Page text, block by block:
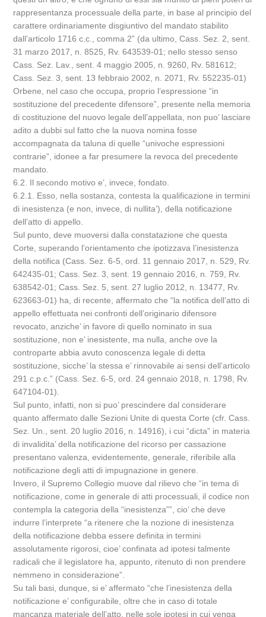
rappresentanza processuale della parte, in base al principio del
carattere ordinariamente disgiuntivo del mandato stabilito
dall’articolo 1716 c.c., comma 2” (da ultimo, Cass. Sez. 2, sent.
31 marzo 2017, n. 8525, Rv. 643539-01; nello stesso senso
Cass. Sez. Lav., sent. 4 maggio 2005, n. 9260, Rv. 581612;
Cass. Sez. 3, sent. 13 febbraio 2002, n. 2071, Rv. 552235-01)
Orbene, nel caso che occupa, proprio l’espressione “in
sostituzione del precedente difensore”, presente nella memoria
di costituzione del nuovo legale dell’appellata, non puo’ lasciare
adito a dubbi sul fatto che la nuova nomina fosse
accompagnata da taluna di quelle “univoche espressioni
contrarie”, idonee a far presumere la revoca del precedente
mandato.
6.2. Il secondo motivo e’, invece, fondato.
6.2.1. Esso, nella sostanza, contesta la qualificazione in termini
di inesistenza (e non, invece, di nullita’), della notificazione
dell’atto di appello.
Sul punto, deve muoversi dalla constatazione che questa
Corte, superando l’orientamento che ipotizzava l’inesistenza
della notifica (Cass. Sez. 6-5, ord. 11 gennaio 2017, n. 529, Rv.
642435-01; Cass. Sez. 3, sent. 19 gennaio 2016, n. 759, Rv.
638542-01; Cass. Sez. 5, sent. 27 luglio 2012, n. 13477, Rv.
623663-01) ha, di recente, affermato che “la notifica dell’atto di
appello effettuata nei confronti dell’originario difensore
revocato, anziche’ in favore di quello nominato in sua
sostituzione, non e’ inesistente, ma nulla, anche ove la
controparte abbia avuto conoscenza legale di detta
sostituzione, sicche’ la stessa e’ rinnovabile ai sensi dell’articolo
291 c.p.c.” (Cass. Sez. 6-5, ord. 24 gennaio 2018, n. 1798, Rv.
647104-01).
Sul punto, infatti, non si puo’ prescindere dal considerare
quanto affermato dalle Sezioni Unite di questa Corte (cfr. Cass.
Sez. Un., sent. 20 luglio 2016, n. 14916), i cui “dicta” in materia
di invalidita’ della notificazione del ricorso per cassazione
presentano valenza, evidentemente, generale, riferibile alla
notificazione degli atti di impugnazione in genere.
Invero, il Supremo Collegio muove dal rilievo che “in tema di
notificazione, come in generale di atti processuali, il codice non
contempla la categoria della “inesistenza””, cio’ che deve
indurre l’interprete “a ritenere che la nozione di inesistenza
della notificazione debba essere definita in termini
assolutamente rigorosi, cioe’ confinata ad ipotesi talmente
radicali che il legislatore ha, appunto, ritenuto di non prendere
nemmeno in considerazione”.
Su tali basi, dunque, si e’ affermato “che l’inesistenza della
notificazione e’ configurabile, oltre che in caso di totale
mancanza materiale dell’atto, nelle sole ipotesi in cui venga